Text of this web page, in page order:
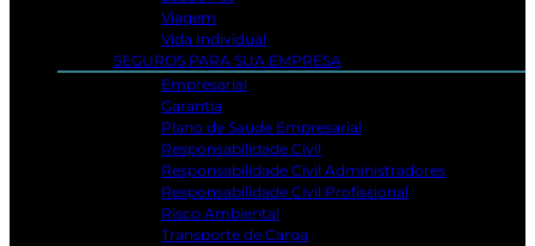
Viagem
Vida Individual
SEGUROS PARA SUA EMPRESA
Empresarial
Garantia
Plano de Saúde Empresarial
Responsabilidade Civil
Responsabilidade Civil Administradores
Responsabilidade Civil Profissional
Risco Ambiental
Transporte de Carga